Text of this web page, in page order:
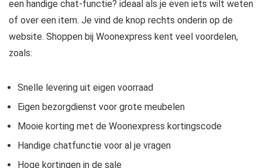
een handige chat-functie? ideaal als je even iets wilt weten
of over een item. Je vind de knop rechts onderin op de
website. Shoppen bij Woonexpress kent veel voordelen,
zoals:
Snelle levering uit eigen voorraad
Eigen bezorgdienst voor grote meubelen
Mooie korting met de Woonexpress kortingscode
Handige chatfunctie voor al je vragen
Hoge kortingen in de sale